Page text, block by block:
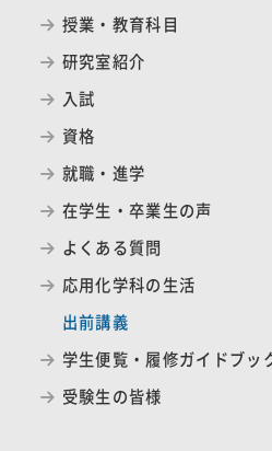
授業・教育科目
研究室紹介
入試
資格
就職・進学
在学生・卒業生の声
よくある質問
応用化学科の生活
出前講義
学生便覧・履修ガイドブッ
受験生の皆様